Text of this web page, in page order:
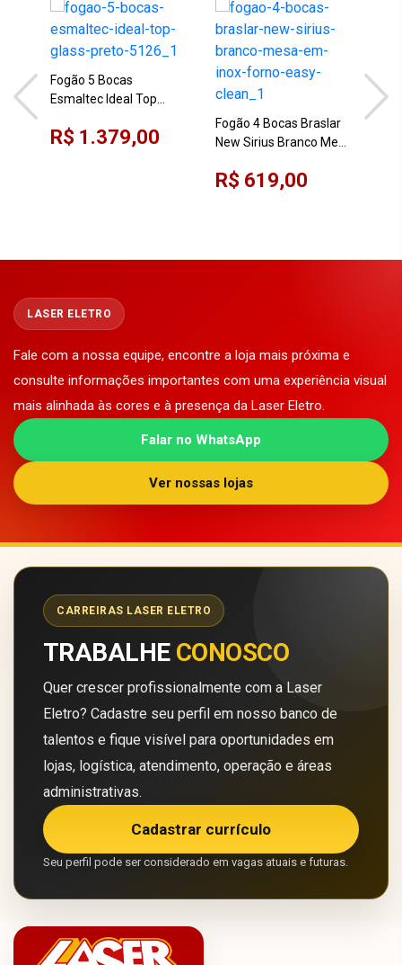
Fogão 5 Bocas
Esmaltec Ideal Top
R$ 1.379,00
Fogão 4 Bocas Braslar
New Sirius Branco Mesa
Clean
R$ 619,00
LASER ELETRO
Fale com a nossa equipe, encontre a loja mais próxima e
consulte informações importantes com uma experiência visual
mais alinhada às cores e à presença da Laser Eletro.
Falar no WhatsApp
Ver nossas lojas
CARREIRAS LASER ELETRO
TRABALHE CONOSCO
Quer crescer profissionalmente com a Laser
Eletro? Cadastre seu perfil em nosso banco de
talentos e fique visível para oportunidades em
lojas, logística, atendimento, operação e áreas
administrativas.
Cadastrar currículo
Seu perfil pode ser considerado em vagas atuais e futuras.